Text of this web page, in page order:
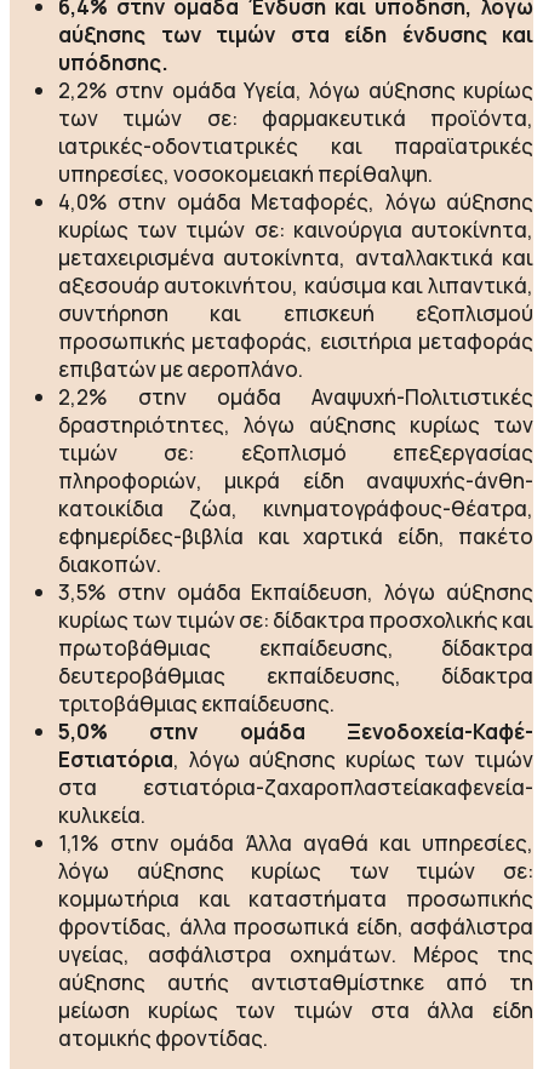
6,4% στην ομάδα Ένδυση και υπόδηση, λόγω
αύξησης των τιμών στα είδη ένδυσης και
υπόδησης.
2,2% στην ομάδα Υγεία, λόγω αύξησης κυρίως
των τιμών σε: φαρμακευτικά προϊόντα,
ιατρικές-οδοντιατρικές και παραϊατρικές
υπηρεσίες, νοσοκομειακή περίθαλψη.
4,0% στην ομάδα Μεταφορές, λόγω αύξησης
κυρίως των τιμών σε: καινούργια αυτοκίνητα,
μεταχειρισμένα αυτοκίνητα, ανταλλακτικά και
αξεσουάρ αυτοκινήτου, καύσιμα και λιπαντικά,
συντήρηση και επισκευή εξοπλισμού
προσωπικής μεταφοράς, εισιτήρια μεταφοράς
επιβατών με αεροπλάνο.
2,2% στην ομάδα Αναψυχή-Πολιτιστικές
δραστηριότητες, λόγω αύξησης κυρίως των
τιμών σε: εξοπλισμό επεξεργασίας
πληροφοριών, μικρά είδη αναψυχής-άνθη-
κατοικίδια ζώα, κινηματογράφους-θέατρα,
εφημερίδες-βιβλία και χαρτικά είδη, πακέτο
διακοπών.
3,5% στην ομάδα Εκπαίδευση, λόγω αύξησης
κυρίως των τιμών σε: δίδακτρα προσχολικής και
πρωτοβάθμιας εκπαίδευσης, δίδακτρα
δευτεροβάθμιας εκπαίδευσης, δίδακτρα
τριτοβάθμιας εκπαίδευσης.
5,0% στην ομάδα Ξενοδοχεία-Καφέ-
Εστιατόρια, λόγω αύξησης κυρίως των τιμών
στα εστιατόρια-ζαχαροπλαστείακαφενεία-
κυλικεία.
1,1% στην ομάδα Άλλα αγαθά και υπηρεσίες,
λόγω αύξησης κυρίως των τιμών σε:
κομμωτήρια και καταστήματα προσωπικής
φροντίδας, άλλα προσωπικά είδη, ασφάλιστρα
υγείας, ασφάλιστρα οχημάτων. Μέρος της
αύξησης αυτής αντισταθμίστηκε από τη
μείωση κυρίως των τιμών στα άλλα είδη
ατομικής φροντίδας.